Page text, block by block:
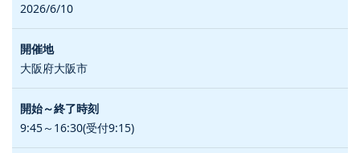
2026/6/10
大阪府大阪市
9:45～16:30(受付9:15)